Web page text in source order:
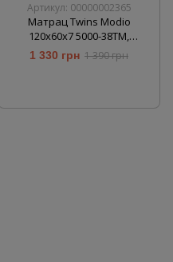
Артикул: 00000002365
Матрац Twins Modio
120x60x7 5000-38TM,
multicolor, мультиколір
1 330 грн 1 390 грн